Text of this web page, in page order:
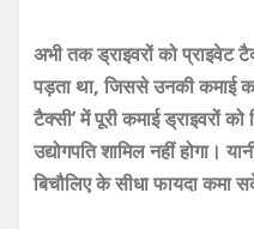
अभी तक ड्राइवरों को प्राइवेट
पड़ता था, जिससे उनकी कमाई
टैक्सी’ में पूरी कमाई ड्राइवरों
उद्योगपति शामिल नहीं होगा।
बिचौलिए के सीधा फायदा कमा